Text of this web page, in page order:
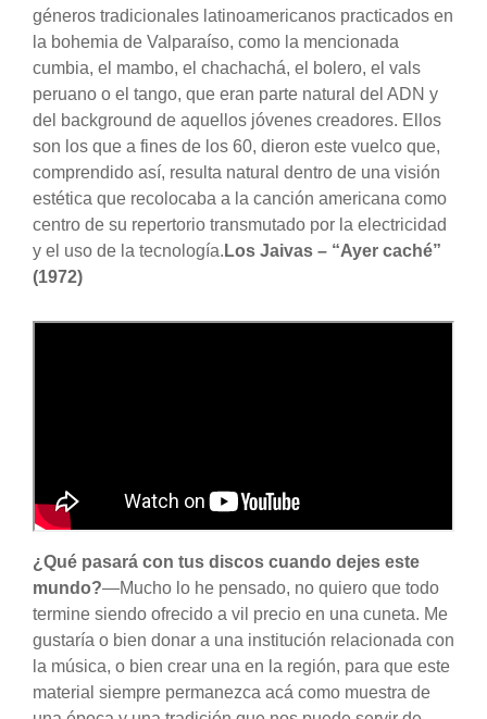
géneros tradicionales latinoamericanos practicados en
la bohemia de Valparaíso, como la mencionada
cumbia, el mambo, el chachachá, el bolero, el vals
peruano o el tango, que eran parte natural del ADN y
del background de aquellos jóvenes creadores. Ellos
son los que a fines de los 60, dieron este vuelco que,
comprendido así, resulta natural dentro de una visión
estética que recolocaba a la canción americana como
centro de su repertorio transmutado por la electricidad
y el uso de la tecnología. Los Jaivas – “Ayer caché”
(1972)
¿Qué pasará con tus discos cuando dejes este
mundo?—Mucho lo he pensado, no quiero que todo
termine siendo ofrecido a vil precio en una cuneta. Me
gustaría o bien donar a una institución relacionada con
la música, o bien crear una en la región, para que este
material siempre permanezca acá como muestra de